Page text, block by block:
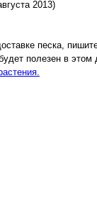
2013)
песка,
полезен в этом